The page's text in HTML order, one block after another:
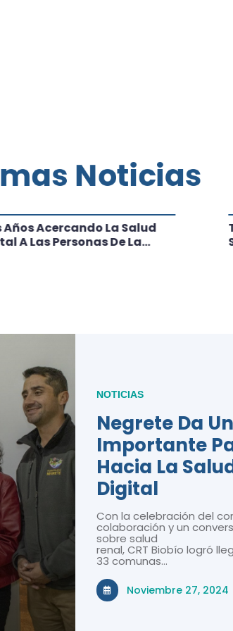
NOTICIAS
Negrete Da Un
Importante
Hacia La
Digital
Con la celebración del
colaboración y un
sobre salud
renal, CRT Biobío logró
33 comunas…
Noviembre 27, 2024
Años Acercando La Salud
A Las Personas De La
Noticias